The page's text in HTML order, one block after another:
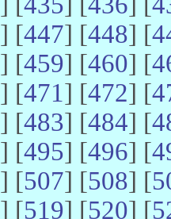
] [447] [448] [
] [459] [460] [
] [471] [472] [
] [483] [484] [
] [495] [496] [
] [507] [508] [
] [519] [520] [